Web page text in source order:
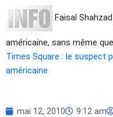
Faisal
américaine, sans même
Times Square : le suspect
américaine
mai 12, 2010 9:12 am